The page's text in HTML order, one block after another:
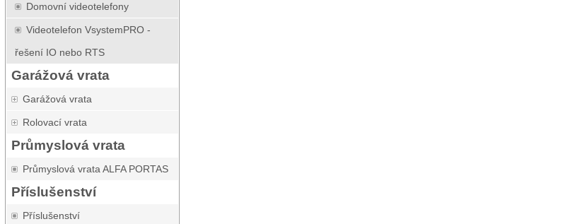
Domovní videotelefony
Videotelefon VsystemPRO -
řešení IO nebo RTS
Garážová vrata
Garážová vrata
Rolovací vrata
Průmyslová vrata
Průmyslová vrata ALFA PORTAS
Příslušenství
Příslušenství